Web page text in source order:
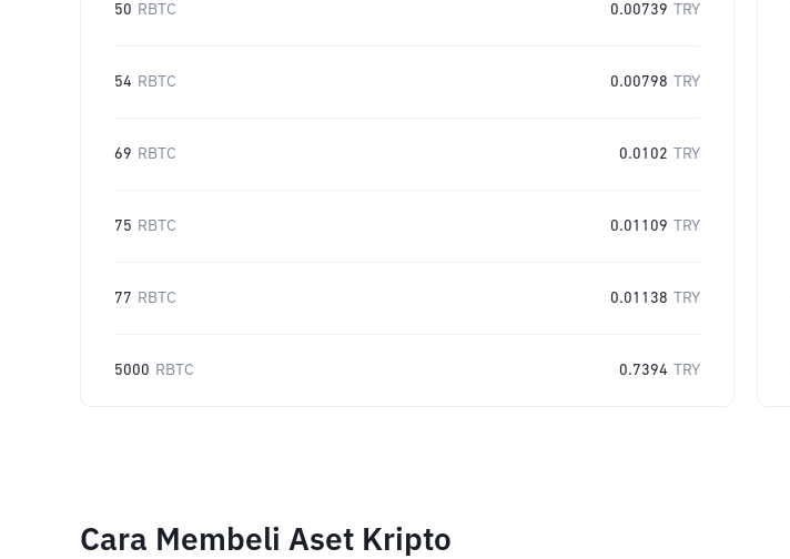
50 RBTC 0.00739 TRY
54 RBTC 0.00798 TRY
69 RBTC 0.0102 TRY
75 RBTC 0.01109 TRY
77 RBTC 0.01138 TRY
5000 RBTC 0.7394 TRY
Cara Membeli Aset Kripto